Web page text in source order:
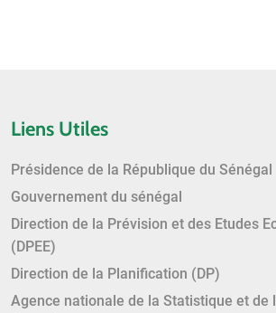
Liens Utiles
Présidence de la République du Sénégal
Gouvernement du sénégal
Direction de la Prévision et des Etudes
(DPEE)
Direction de la Planification (DP)
Agence nationale de la Statistique et de